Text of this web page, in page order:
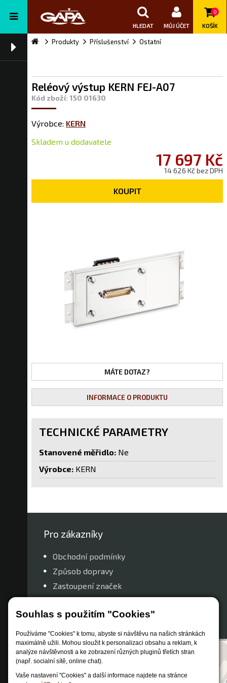
Souhlas s použitím "Cookies"
Používáme "Cookies" k tomu, abyste si návštěvu na našich stránkách
maximálně užili. Mohou sloužit k personalizaci obsahu a reklam, k
analýze návštěvnosti a ke zobrazení různých pluginů třetích stran
(např. socialní sítě, online chat).
Vaše nastavení "Cookies" a další informace najdete na stránce
HLEDAT MŮJ ÚČET
0
KOŠÍK
Produkty Příslušenství Ostatní
Reléový výstup KERN FEJ-A07
Kód zboží: 150 01630
Výrobce: KERN
Skladem u dodavatele
17 697 Kč
14 626 Kč bez DPH
KOUPIT
INFORMACE O PRODUKTU
MÁTE DOTAZ?
TECHNICKÉ PARAMETRY
Stanovené měřidlo: Ne
Výrobce: KERN
Pro zákazníky
Obchodní podmínky
Způsob dopravy
Zastoupení značek
Reklamační řád
Nastavení soukromí